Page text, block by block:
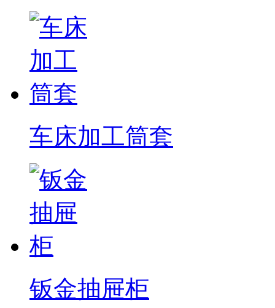
车床加工筒套
钣金抽屉柜